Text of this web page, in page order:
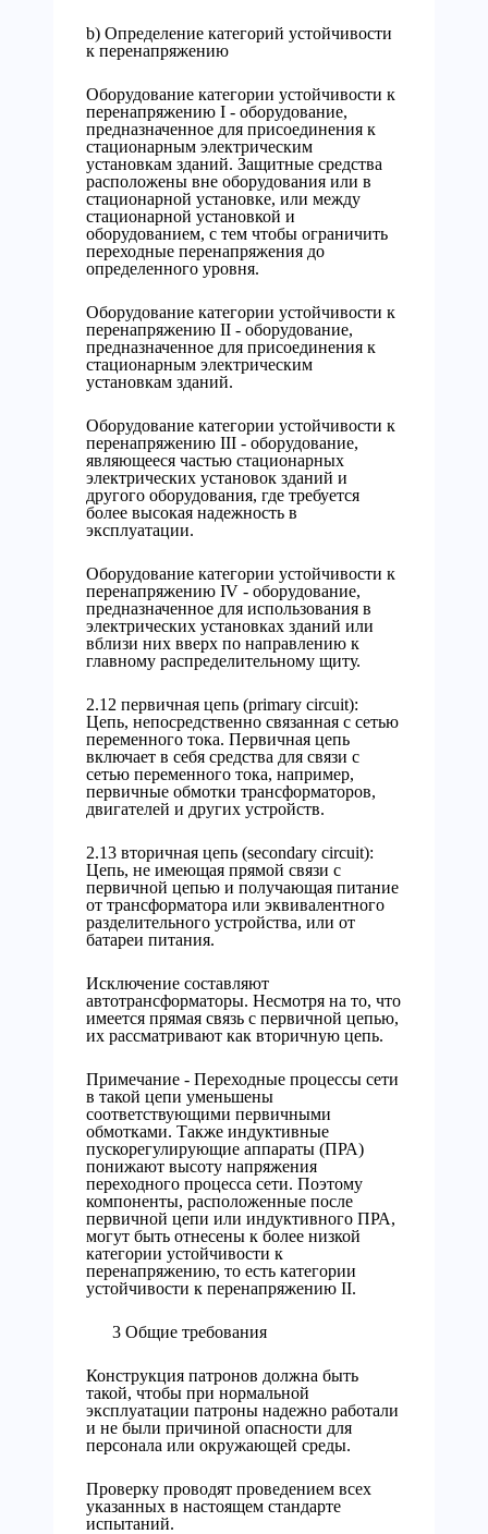
b) Определение категорий устойчивости
к перенапряжению
Оборудование категории устойчивости к
перенапряжению I - оборудование,
предназначенное для присоединения к
стационарным электрическим
установкам зданий. Защитные средства
расположены вне оборудования или в
стационарной установке, или между
стационарной установкой и
оборудованием, с тем чтобы ограничить
переходные перенапряжения до
определенного уровня.
Оборудование категории устойчивости к
перенапряжению II - оборудование,
предназначенное для присоединения к
стационарным электрическим
установкам зданий.
Оборудование категории устойчивости к
перенапряжению III - оборудование,
являющееся частью стационарных
электрических установок зданий и
другого оборудования, где требуется
более высокая надежность в
эксплуатации.
Оборудование категории устойчивости к
перенапряжению IV - оборудование,
предназначенное для использования в
электрических установках зданий или
вблизи них вверх по направлению к
главному распределительному щиту.
2.12 первичная цепь (primary circuit):
Цепь, непосредственно связанная с сетью
переменного тока. Первичная цепь
включает в себя средства для связи с
сетью переменного тока, например,
первичные обмотки трансформаторов,
двигателей и других устройств.
2.13 вторичная цепь (secondary circuit):
Цепь, не имеющая прямой связи с
первичной цепью и получающая питание
от трансформатора или эквивалентного
разделительного устройства, или от
батареи питания.
Исключение составляют
автотрансформаторы. Несмотря на то, что
имеется прямая связь с первичной цепью,
их рассматривают как вторичную цепь.
Примечание - Переходные процессы сети
в такой цепи уменьшены
соответствующими первичными
обмотками. Также индуктивные
пускорегулирующие аппараты (ПРА)
понижают высоту напряжения
переходного процесса сети. Поэтому
компоненты, расположенные после
первичной цепи или индуктивного ПРА,
могут быть отнесены к более низкой
категории устойчивости к
перенапряжению, то есть категории
устойчивости к перенапряжению II.
3 Общие требования
Конструкция патронов должна быть
такой, чтобы при нормальной
эксплуатации патроны надежно работали
и не были причиной опасности для
персонала или окружающей среды.
Проверку проводят проведением всех
указанных в настоящем стандарте
испытаний.